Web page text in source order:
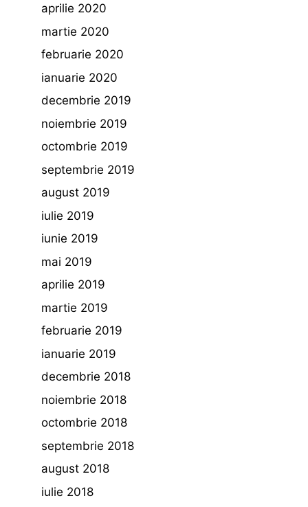
aprilie 2020
martie 2020
februarie 2020
ianuarie 2020
decembrie 2019
noiembrie 2019
octombrie 2019
septembrie 2019
august 2019
iulie 2019
iunie 2019
mai 2019
aprilie 2019
martie 2019
februarie 2019
ianuarie 2019
decembrie 2018
noiembrie 2018
octombrie 2018
septembrie 2018
august 2018
iulie 2018